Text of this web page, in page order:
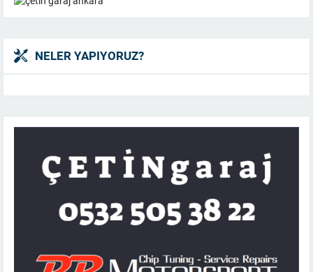
NELER YAPIYORUZ?